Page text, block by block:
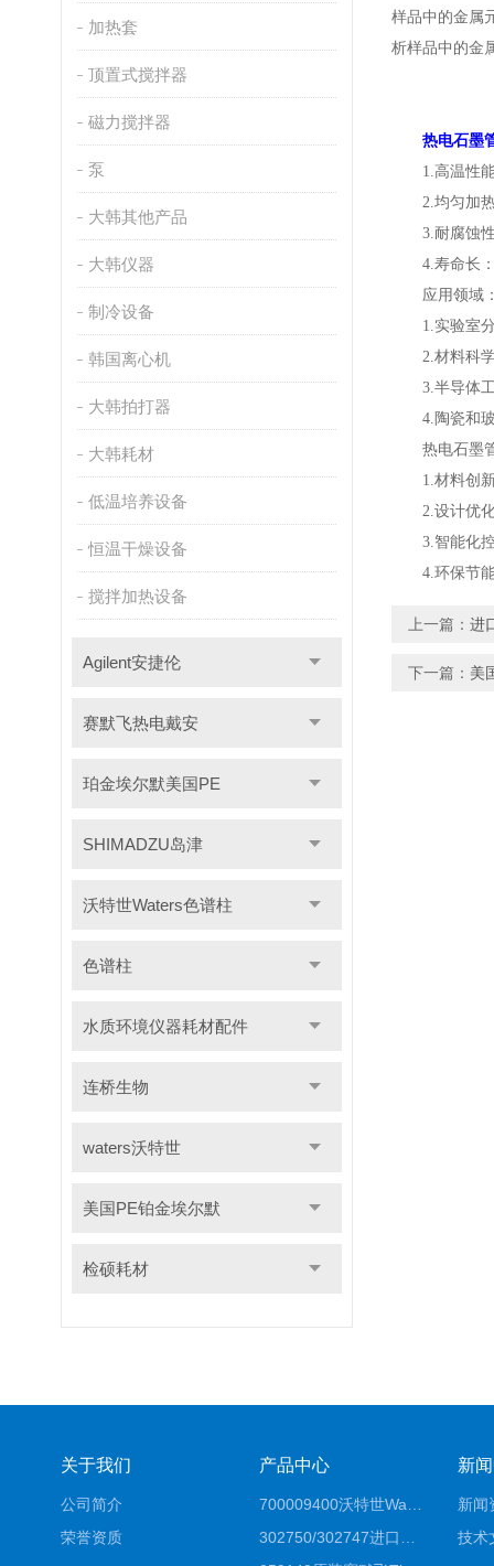
加热套
顶置式搅拌器
磁力搅拌器
泵
大韩其他产品
大韩仪器
制冷设备
韩国离心机
大韩拍打器
大韩耗材
低温培养设备
恒温干燥设备
搅拌加热设备
Agilent安捷伦
赛默飞热电戴安
珀金埃尔默美国PE
SHIMADZU岛津
沃特世Waters色谱柱
色谱柱
水质环境仪器耗材配件
连桥生物
waters沃特世
美国PE铂金埃尔默
检硕耗材
样品中的金属
析样品中的金
热电石墨
1.高温性能
2.均匀加热
3.耐腐蚀性
4.寿命长：
应用领域
1.实验室分
2.材料科学
3.半导体工
4.陶瓷和玻
热电石墨管
1.材料创新
2.设计优化
3.智能化控
4.环保节能
上一篇： 进
下一篇： 美
关于我们
公司简介
荣誉资质
产品中心 新
新闻
技术